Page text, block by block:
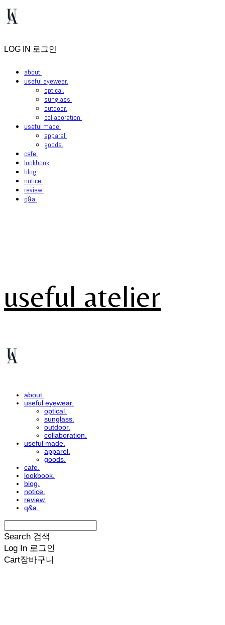
LOG IN 로그인
about.
useful eyewear.
optical.
sunglass.
outdoor.
collaboration.
useful made.
apparel.
goods.
cafe.
lookbook.
blog.
notice.
review.
q&a.
useful atelier
about.
useful eyewear.
optical.
sunglass.
outdoor.
collaboration.
useful made.
apparel.
goods.
cafe.
lookbook.
blog.
notice.
review.
q&a.
Search 검색
Log In 로그인
Cart장바구니